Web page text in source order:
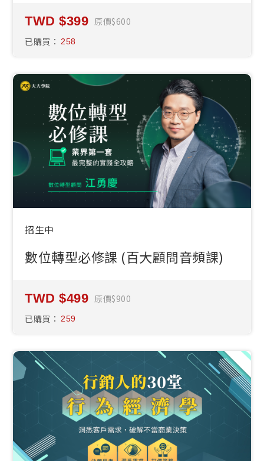
399 原價 600
已購買： 258
招生中
數位轉型必修課 (百大顧問音頻課)
499 原價 900
已購買：
259